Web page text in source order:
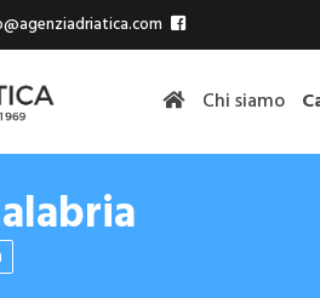
Chi siamo